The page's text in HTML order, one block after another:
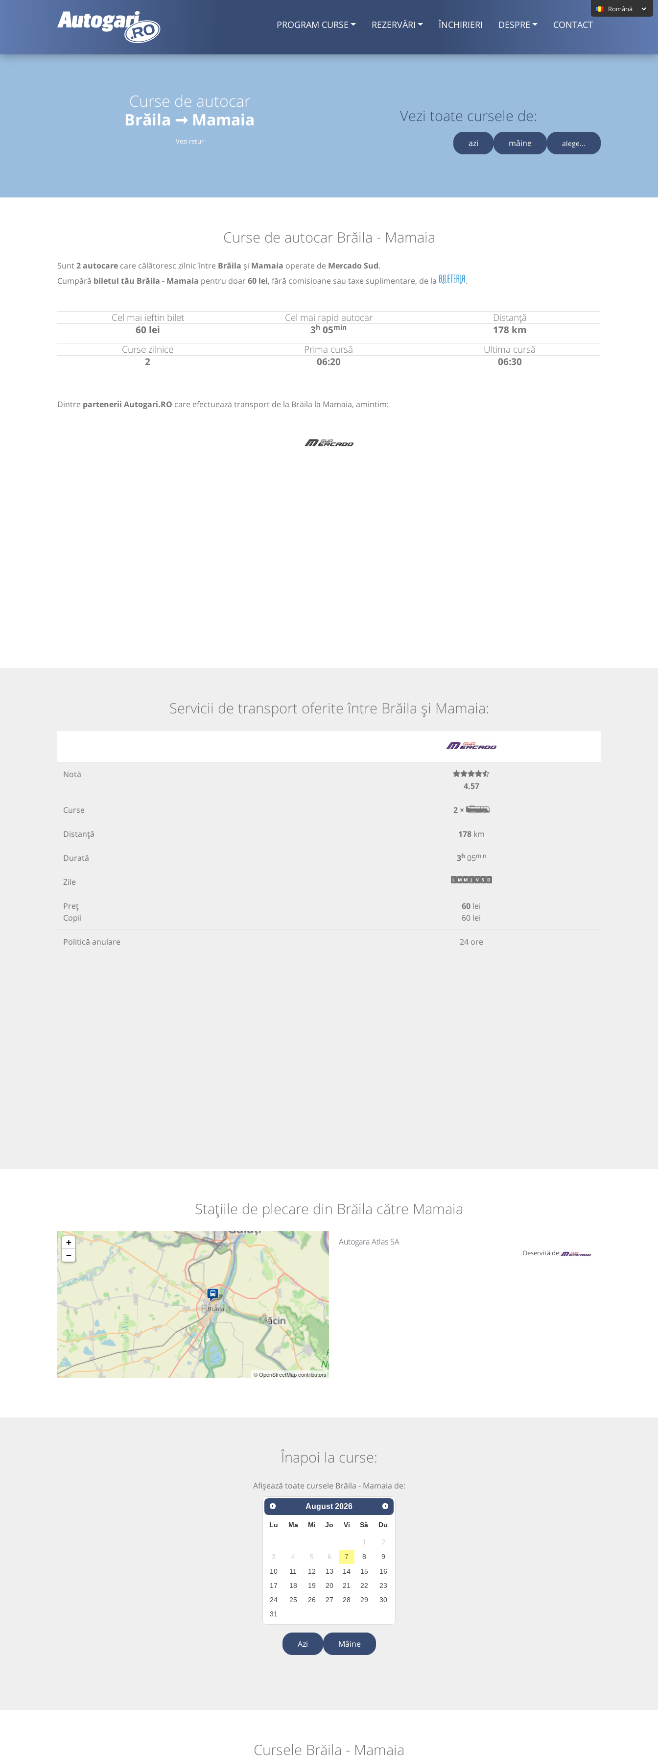
PROGRAM CURSE REZERVĂRI ÎNCHIRIERI DESPRE CONTACT
Curse de autocar
Brăila ➞ Mamaia
Vezi retur
Vezi toate cursele de:
azi mâine alege...
Curse de autocar Brăila - Mamaia
Sunt2 autocare care călătoresc zilnic între Brăila și Mamaia operate de Mercado Sud.
Cumpără biletul tău Brăila - Mamaia pentru doar60 lei, fără comisioane sau taxe suplimentare, de la .
Cel mai ieftin bilet
60 lei
Cel mai rapid autocar
3h 05min
Distanță
178 km
Curse zilnice
2
Prima cursă
06:20
Ultima cursă
06:30
Dintre partenerii Autogari.RO care efectuează transport de la Brăila la Mamaia, amintim:
Servicii de transport oferite între Brăila și Mamaia:
Notă
4.57
Curse 2 ×
Distanță 178km
Durată 3h 05min
Zile L M M J V S D
Preț
Copii
60 lei
60 lei
Politică anulare 24 ore
Stațiile de plecare din Brăila către Mamaia
+
−
© OpenStreetMap contributors
Autogara Atlas SA
Deservită de:
Înapoi la curse:
Afișează toate cursele Brăila - Mamaia de:
August 2026
Lu Ma Mi Jo Vi Sâ Du
1
2
3
4 5 6 7 8
9
10
11 12 13 14 15
16
17
18 19 20 21 22
23
24
25 26 27 28 29
30
31
Azi Mâine
Cursele Brăila - Mamaia